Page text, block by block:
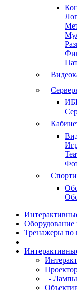
Оборудование
Тренажеры
- Лампы